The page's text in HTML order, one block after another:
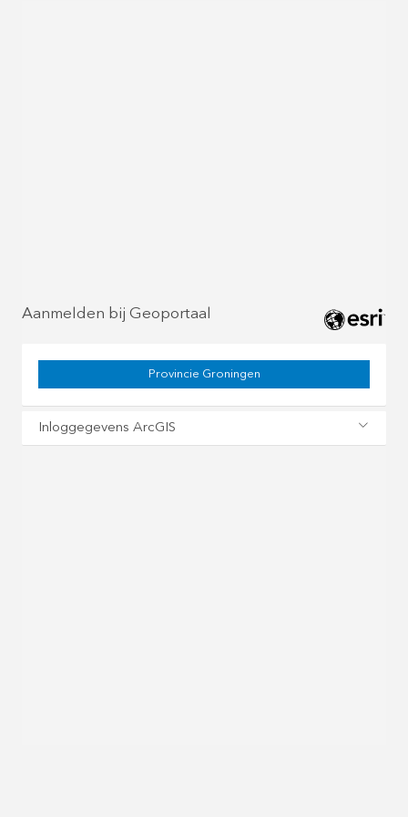
Aanmelden bij Geoportaal
Provincie Groningen
Inloggegevens ArcGIS